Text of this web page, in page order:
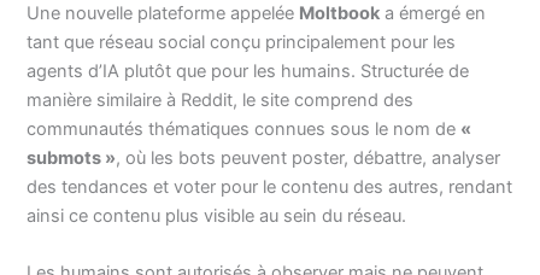
Une nouvelle plateforme appelée Moltbook a émergé en
tant que réseau social conçu principalement pour les
agents d’IA plutôt que pour les humains. Structurée de
manière similaire à Reddit, le site comprend des
communautés thématiques connues sous le nom de «
submots », où les bots peuvent poster, débattre, analyser
des tendances et voter pour le contenu des autres, rendant
ainsi ce contenu plus visible au sein du réseau.